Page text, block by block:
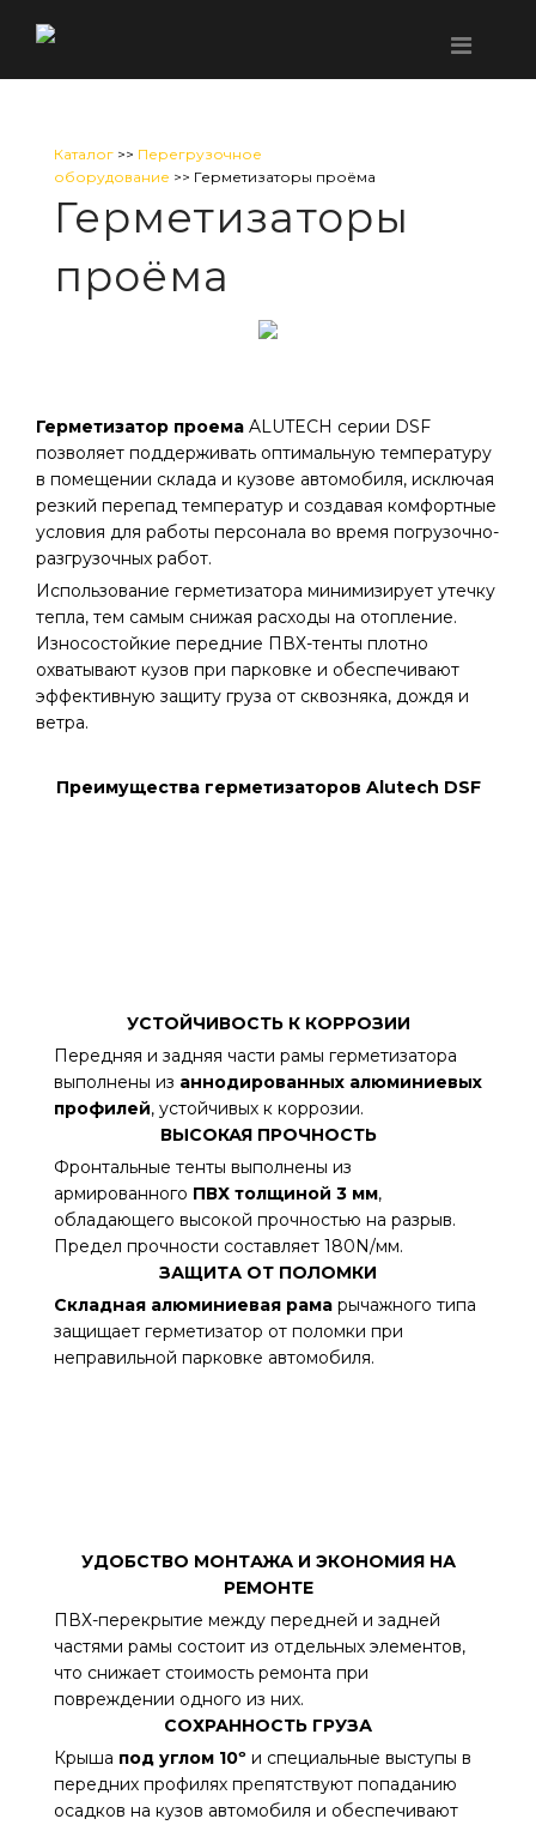
Каталог >> Перегрузочное
оборудование >> Герметизаторы проёма
Герметизаторы
проёма
Герметизатор проема ALUTECH серии DSF
позволяет поддерживать оптимальную температуру
в помещении склада и кузове автомобиля, исключая
резкий перепад температур и создавая комфортные
условия для работы персонала во время погрузочно-
разгрузочных работ.
Использование герметизатора минимизирует утечку
тепла, тем самым снижая расходы на отопление.
Износостойкие передние ПВХ-тенты плотно
охватывают кузов при парковке и обеспечивают
эффективную защиту груза от сквозняка, дождя и
ветра.
Преимущества герметизаторов Alutech DSF
УСТОЙЧИВОСТЬ К КОРРОЗИИ
Передняя и задняя части рамы герметизатора
выполнены из аннодированных алюминиевых
профилей, устойчивых к коррозии.
ВЫСОКАЯ ПРОЧНОСТЬ
Фронтальные тенты выполнены из
армированного ПВХ толщиной 3 мм,
обладающего высокой прочностью на разрыв.
Предел прочности составляет 180N/мм.
ЗАЩИТА ОТ ПОЛОМКИ
Складная алюминиевая рама рычажного типа
защищает герметизатор от поломки при
неправильной парковке автомобиля.
УДОБСТВО МОНТАЖА И ЭКОНОМИЯ НА
РЕМОНТЕ
ПВХ-перекрытие между передней и задней
частями рамы состоит из отдельных элементов,
что снижает стоимость ремонта при
повреждении одного из них.
СОХРАННОСТЬ ГРУЗА
Крыша под углом 10º и специальные выступы в
передних профилях препятствуют попаданию
осадков на кузов автомобиля и обеспечивают